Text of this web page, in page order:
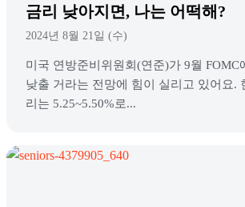
금리 낮아지면, 나는 어떡해?
2024년 8월 21일 (수)
미국 연방준비위원회(연준)가 9월 FOMC
낮출 거라는 전망에 힘이 실리고 있어요.
리는 5.25~5.50%로...